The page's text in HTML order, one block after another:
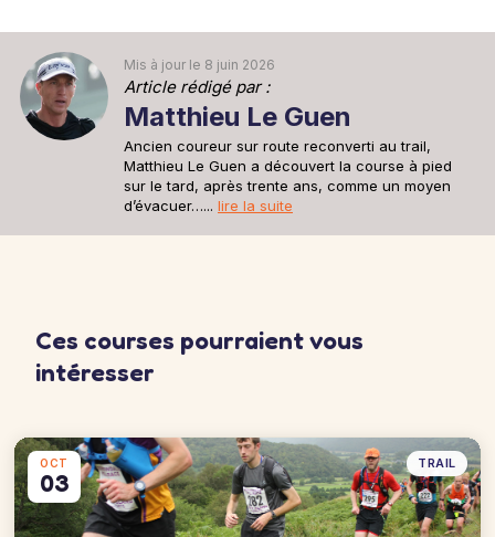
Mis à jour le 8 juin 2026
Article rédigé par :
Matthieu Le Guen
Ancien coureur sur route reconverti au trail,
Matthieu Le Guen a découvert la course à pied
sur le tard, après trente ans, comme un moyen
d’évacuer…... lire la suite
Ces courses pourraient vous
intéresser
OCT
03
TRAIL